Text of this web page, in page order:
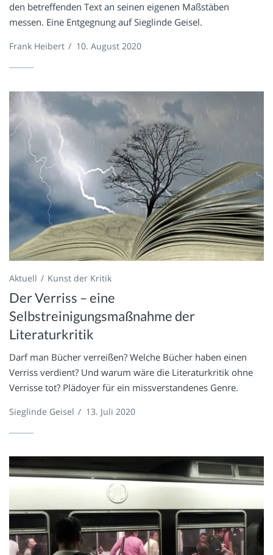
den betreffenden Text an seinen eigenen Maßstäben
messen. Eine Entgegnung auf Sieglinde Geisel.
Frank Heibert / 10. August 2020
Aktuell Kunst der Kritik
Der Verriss – eine
Selbstreinigungsmaßnahme der
Literaturkritik
Darf man Bücher verreißen? Welche Bücher haben einen
Verriss verdient? Und warum wäre die Literaturkritik ohne
Verrisse tot? Plädoyer für ein missverstandenes Genre.
Sieglinde Geisel / 13. Juli 2020